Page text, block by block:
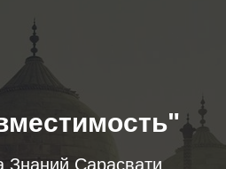
Знаний Сарасвати